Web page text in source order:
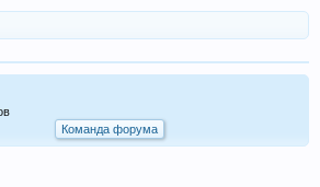
Команда форума